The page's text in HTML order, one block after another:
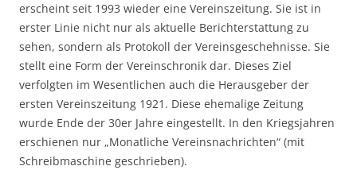
erscheint seit 1993 wieder eine Vereinszeitung. Sie ist in
erster Linie nicht nur als aktuelle Berichterstattung zu
sehen, sondern als Protokoll der Vereinsgeschehnisse. Sie
stellt eine Form der Vereinschronik dar. Dieses Ziel
verfolgten im Wesentlichen auch die Herausgeber der
ersten Vereinszeitung 1921. Diese ehemalige Zeitung
wurde Ende der 30er Jahre eingestellt. In den Kriegsjahren
erschienen nur „Monatliche Vereinsnachrichten“ (mit
Schreibmaschine geschrieben).